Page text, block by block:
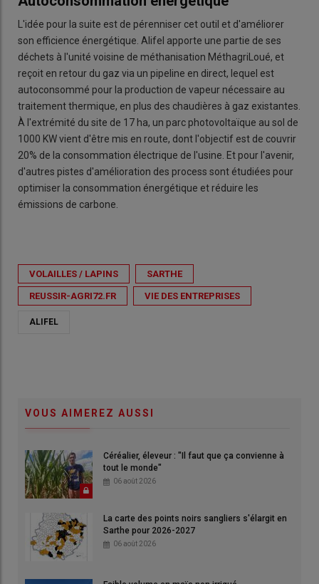
L'idée pour la suite est de pérenniser cet outil et d'améliorer
son efficience énergétique. Alifel apporte une partie de ses
déchets à l'unité voisine de méthanisation MéthagriLoué, et
reçoit en retour du gaz via un pipeline en direct, lequel est
autoconsommé pour la production de vapeur nécessaire au
traitement thermique, en plus des chaudières à gaz existantes.
À l'extrémité du site de 17 ha, un parc photovoltaïque au sol de
1000 KW vient d'être mis en route, dont l'objectif est de couvrir
20% de la consommation électrique de l'usine. Et pour l'avenir,
d'autres pistes d'amélioration des process sont étudiées pour
optimiser la consommation énergétique et réduire les
émissions de carbone.
VOLAILLES / LAPINS SARTHE
REUSSIR-AGRI72.FR VIE DES ENTREPRISES
ALIFEL
VOUS AIMEREZ AUSSI
Céréalier, éleveur : "Il faut que ça convienne à
tout le monde"
06 août 2026
La carte des points noirs sangliers s'élargit en
Sarthe pour 2026-2027
06 août 2026